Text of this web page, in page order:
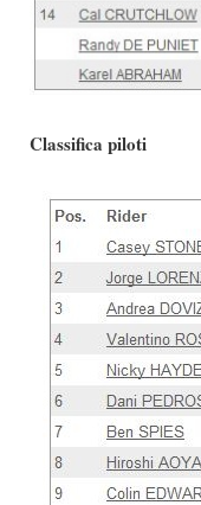
Classifica piloti